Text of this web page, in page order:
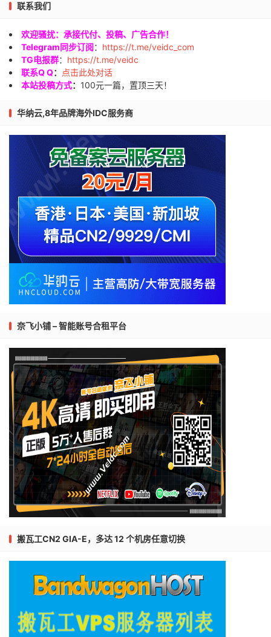
联系我们
欢迎骚扰：承接代付、投稿、广告合作！
Telegram同步订阅： https://t.me/veidc_com
TG电报群： https://t.me/veidc
联系Q Q：
点击此处对话
本站投稿方式： 100元一篇，置顶三天！
华纳云,8年品牌海外IDC服务商
奈飞小铺 – 智能账号合租平台
搬瓦工CN2 GIA-E，多达 12 个机房任意切换